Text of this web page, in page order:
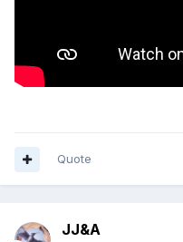
Quote
JJ&A